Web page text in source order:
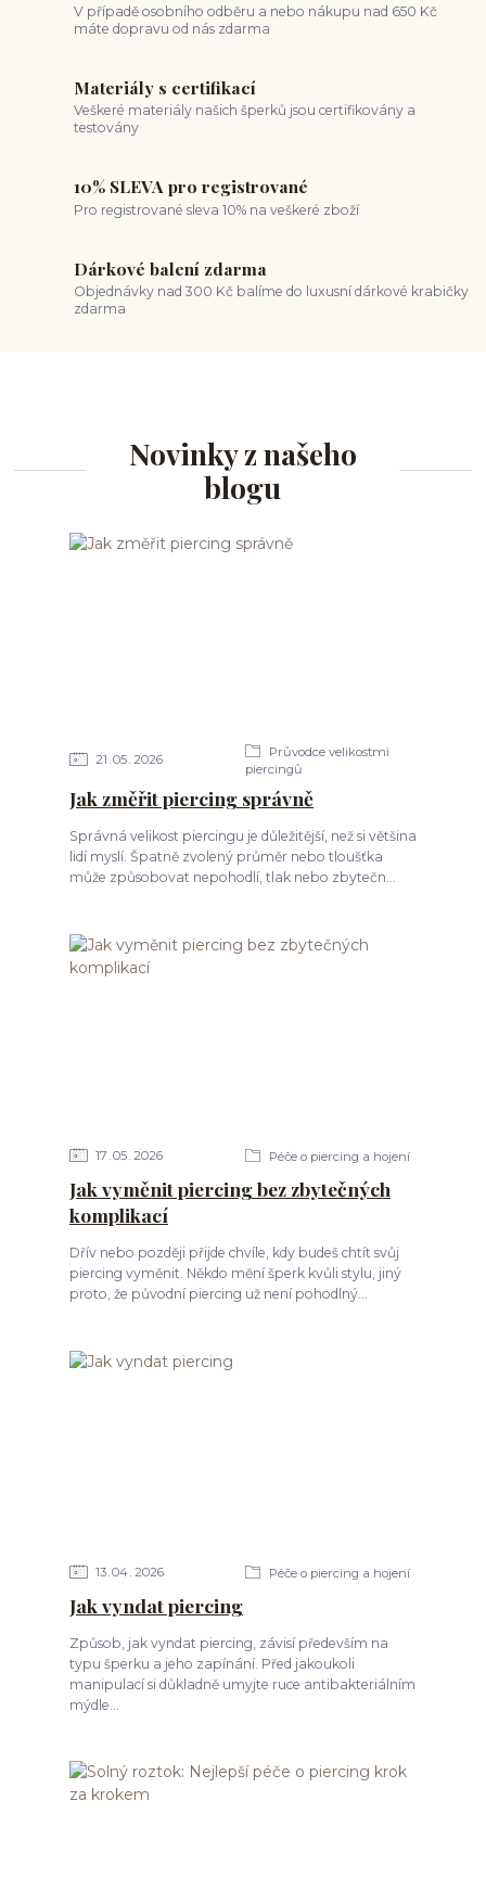
V případě osobního odběru a nebo nákupu nad 650 Kč
máte dopravu od nás zdarma
Materiály s certifikací
Veškeré materiály našich šperků jsou certifikovány a
testovány
10% SLEVA pro registrované
Pro registrované sleva 10% na veškeré zboží
Dárkové balení zdarma
Objednávky nad 300 Kč balíme do luxusní dárkové krabičky
zdarma
Novinky z našeho
blogu
21 05 2026
Průvodce velikostmi
piercingů
Jak změřit piercing správně
Správná velikost piercingu je důležitější, než si většina
lidí myslí. Špatně zvolený průměr nebo tloušťka
může způsobovat nepohodlí, tlak nebo zbytečn...
17 05 2026 Péče o piercing a hojení
Jak vyměnit piercing bez zbytečných
komplikací
Dřív nebo později přijde chvíle, kdy budeš chtít svůj
piercing vyměnit. Někdo mění šperk kvůli stylu, jiný
proto, že původní piercing už není pohodlný...
13 04 2026 Péče o piercing a hojení
Jak vyndat piercing
Způsob, jak vyndat piercing, závisí především na
typu šperku a jeho zapínání. Před jakoukoli
manipulací si důkladně umyjte ruce antibakteriálním
mýdle...